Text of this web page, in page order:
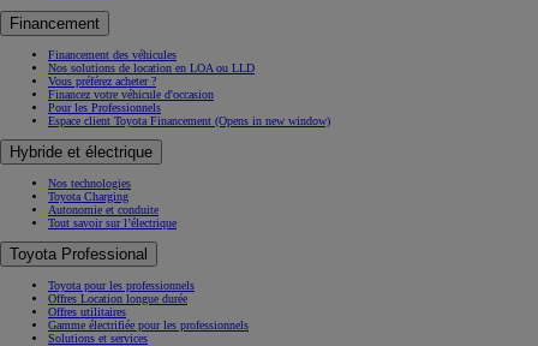
Financement
Financement des véhicules
Nos solutions de location en LOA ou LLD
Vous préférez acheter ?
Financez votre véhicule d'occasion
Pour les Professionnels
Espace client Toyota Financement (Opens in new window)
Hybride et électrique
Nos technologies
Toyota Charging
Autonomie et conduite
Tout savoir sur l’électrique
Toyota Professional
Toyota pour les professionnels
Offres Location longue durée
Offres utilitaires
Gamme électrifiée pour les professionnels
Solutions et services